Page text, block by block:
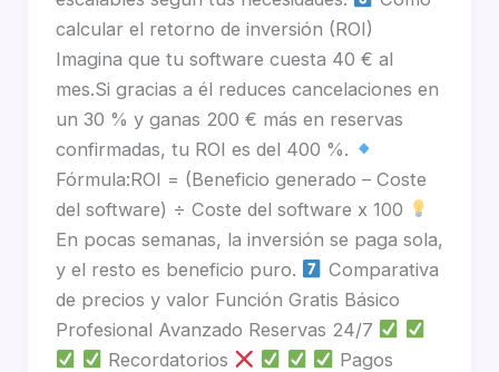
calcular el retorno de inversión (ROI)
Imagina que tu software cuesta 40 € al
mes.Si gracias a él reduces cancelaciones en
un 30 % y ganas 200 € más en reservas
confirmadas, tu ROI es del 400 %.
Fórmula:ROI = (Beneficio generado – Coste
del software) ÷ Coste del software x 100
En pocas semanas, la inversión se paga sola,
y el resto es beneficio puro.
Comparativa
de precios y valor Función Gratis Básico
Profesional Avanzado Reservas 24/7
Recordatorios
Pagos